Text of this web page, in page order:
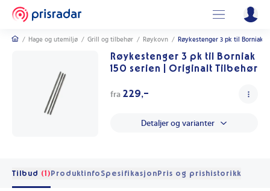
/ Hage og utemiljø / Grill og tilbehør / Røykovn / Røykestenger 3 pk til Borniak
Røykestenger 3 pk til Borniak
150 serien | Originalt Tilbehør
fra 229,-
Detaljer og varianter
Tilbud (1)Produktinfo SpesifikasjonPris og prishistorikk